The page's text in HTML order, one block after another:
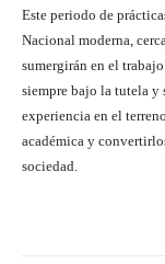
Este periodo de
Nacional moderna,
sumergirán en el
siempre bajo la tutela y
experiencia en el
académica y
sociedad.